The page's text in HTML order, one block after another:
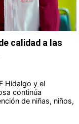
calidad a las
Hidalgo y el
continúa
de niñas, niños,